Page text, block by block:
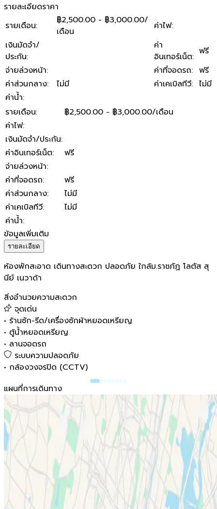
รายละเอียดราคา
รายเดือน:
฿2,500.00 - ฿3,000.00/
เดือน
ค่าไฟ:
เงินมัดจำ/
ประกัน:
ค่า
อินเทอร์เน็ต: ฟรี
จ่ายล่วงหน้า: ค่าที่จอดรถ: ฟรี
ค่าส่วนกลาง: ไม่มี ค่าเคเบิลทีวี: ไม่มี
ค่าน้ำ:
รายเดือน:
฿2,500.00 - ฿3,000.00/เดือน
ค่าไฟ:
เงินมัดจำ/ประกัน:
ค่าอินเทอร์เน็ต:
ฟรี
จ่ายล่วงหน้า:
ค่าที่จอดรถ:
ฟรี
ค่าส่วนกลาง:
ไม่มี
ค่าเคเบิลทีวี:
ไม่มี
ค่าน้ำ:
ข้อมูลเพิ่มเติม
รายละเอียด
ห้องพักสะอาด เดินทางสะดวก ปลอดภัย ใกล้ม.ราชภัฏ โลตัส สุ
นีย์ เนวาด้า
สิ่งอำนวยความสะดวก
จุดเด่น
• ร้านซัก-รีด/เครื่องซักผ้าหยอดเหรียญ
• ตู้น้ำหยอดเหรียญ
• ลานจอดรถ
ระบบความปลอดภัย
• กล้องวงจรปิด (CCTV)
แผนที่การเดินทาง